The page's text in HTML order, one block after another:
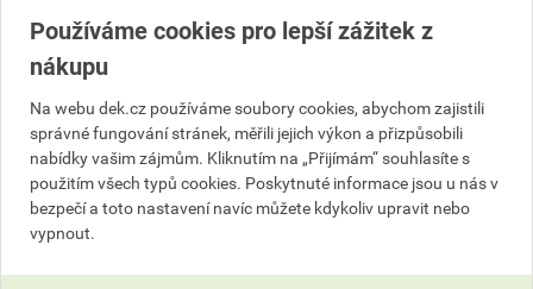
Do košíku
403,49 Kč celkem s DPH 403,49 Kč celkem s DPH
Používáme cookies pro lepší zážitek z
nákupu
Na webu dek.cz používáme soubory cookies, abychom zajistili
správné fungování stránek, měřili jejich výkon a přizpůsobili
nabídky vašim zájmům. Kliknutím na „Přijímám“ souhlasíte s
použitím všech typů cookies. Poskytnuté informace jsou u nás v
bezpečí a toto nastavení navíc můžete kdykoliv upravit nebo
vypnout.